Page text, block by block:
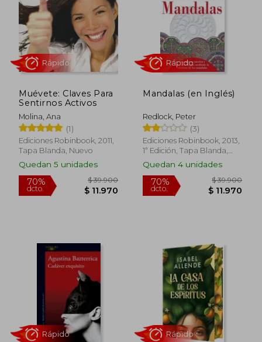
70%
dcto.
$ 39.900
Rápido
70%
dcto.
$
Rápido
Muévete: Claves Para
Sentirnos Activos
Molina, Ana
(1)
Ediciones Robinbook, 2011,
Tapa Blanda, Nuevo
Quedan 5 unidades
Mandalas (en Inglés)
Redlock, Peter
(3)
Ediciones Robinbook, 2013,
1ª Edición, Tapa Blanda,
Nuevo
Quedan 4 unidades